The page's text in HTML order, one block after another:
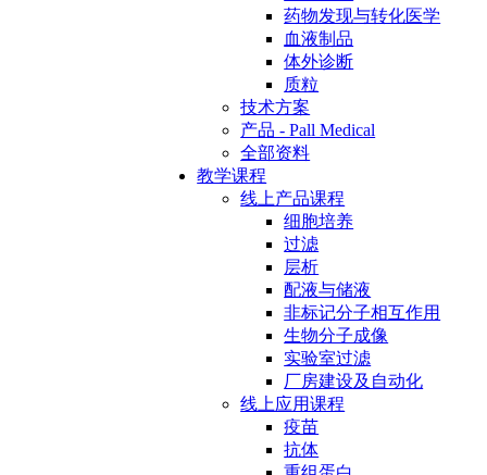
药物发现与转化医学
血液制品
体外诊断
质粒
技术方案
产品 - Pall Medical
全部资料
教学课程
线上产品课程
细胞培养
过滤
层析
配液与储液
非标记分子相互作用
生物分子成像
实验室过滤
厂房建设及自动化
线上应用课程
疫苗
抗体